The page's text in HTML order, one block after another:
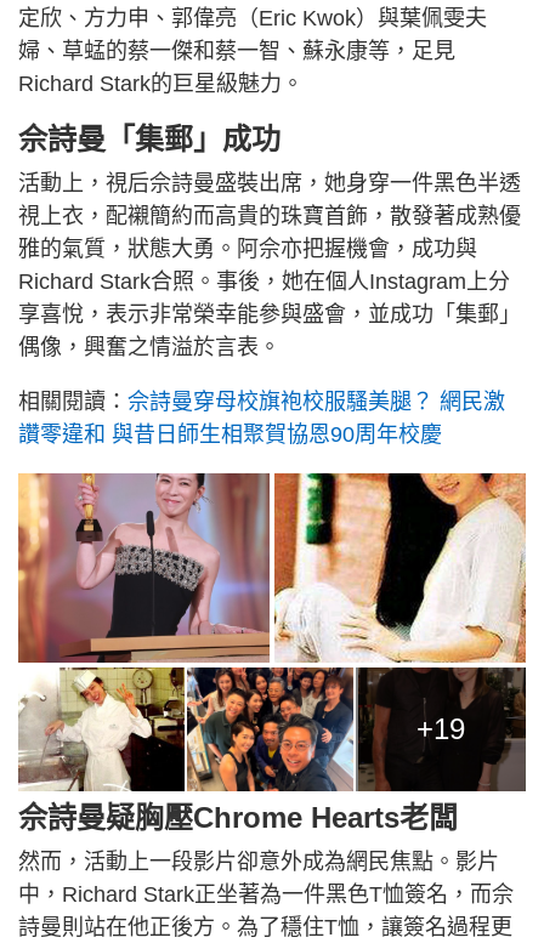
定欣、方力申、郭偉亮（Eric Kwok）與葉佩雯夫
婦、草蜢的蔡一傑和蔡一智、蘇永康等，足見
Richard Stark的巨星級魅力。
佘詩曼「集郵」成功
活動上，視后佘詩曼盛裝出席，她身穿一件黑色半透
視上衣，配襯簡約而高貴的珠寶首飾，散發著成熟優
雅的氣質，狀態大勇。阿佘亦把握機會，成功與
Richard Stark合照。事後，她在個人Instagram上分
享喜悅，表示非常榮幸能參與盛會，並成功「集郵」
偶像，興奮之情溢於言表。
相關閱讀： 佘詩曼穿母校旗袍校服騷美腿？ 網民激
讚零違和 與昔日師生相聚賀協恩90周年校慶
+19
佘詩曼疑胸壓Chrome Hearts老闆
然而，活動上一段影片卻意外成為網民焦點。影片
中，Richard Stark正坐著為一件黑色T恤簽名，而佘
詩曼則站在他正後方。為了穩住T恤，讓簽名過程更